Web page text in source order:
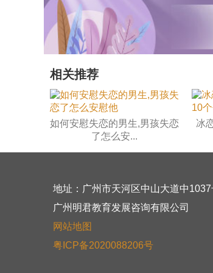
相关推荐
如何安慰失恋的男生,男孩失恋
了怎么安...
冰
地址：广州市天河区中山大道中
广州明君教育发展咨询有限公司
网站地图
粤ICP备2020088206号